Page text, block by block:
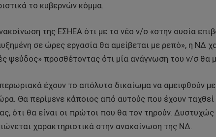
το κυβερνών κόμμα.
της ΕΣΗΕΑ ότι με το νέο ν/σ «στην ουσία
σε ώρες εργασία θα αμείβεται με ρεπό», η ΝΔ
ψεύδος» προσθέτοντας ότι μία ανάγνωση του ν/σ θα
έχουν το απόλυτο δικαίωμα να αμειφθούν
Θα περίμενε κάποιος από αυτούς που έχουν
ότι θα είναι οι πρώτοι που θα τον τηρούν.
χαρακτηριστικά στην ανακοίνωση της ΝΔ.